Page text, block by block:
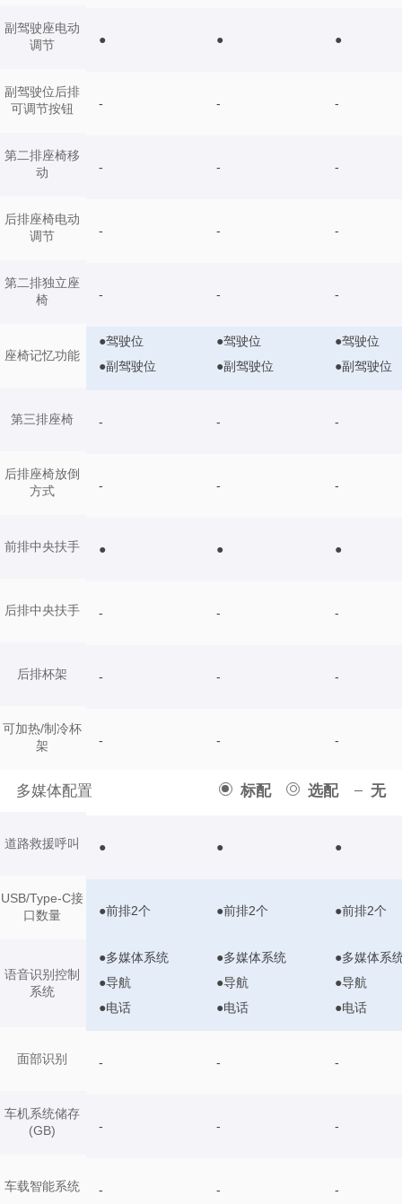
副驾驶座电动
调节
副驾驶位后排
可调节按钮
第二排座椅移
动
后排座椅电动
调节
第二排独立座
椅
座椅记忆功能
第三排座椅
后排座椅放倒
方式
前排中央扶手
后排中央扶手
后排杯架
可加热/制冷杯
架
多媒体配置 标配 选配 无
道路救援呼叫
USB/Type-C接
口数量
语音识别控制
系统
面部识别
车机系统储存
(GB)
车载智能系统
● ● ●
- - -
- - -
- - -
- - -
●驾驶位
●副驾驶位
●驾驶位
●副驾驶位
●驾驶位
●副驾驶位
- - -
- - -
● ● ●
- - -
- - -
- - -
● ● ●
●前排2个 ●前排2个 ●前排2个
●多媒体系统
●导航
●电话
●多媒体系统
●导航
●电话
●多媒体系
●导航
●电话
- - -
- - -
- - -